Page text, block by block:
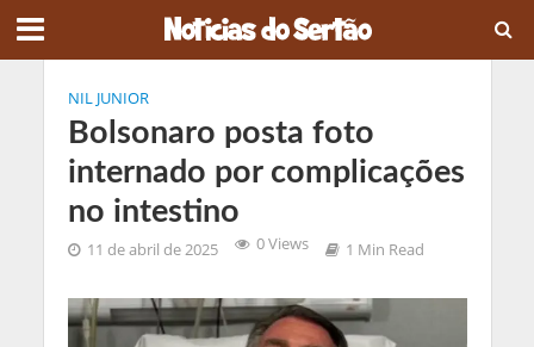
NIL JUNIOR
Bolsonaro posta foto
internado por complicações
no intestino
11 de abril de 2025 0 Views 1 Min Read